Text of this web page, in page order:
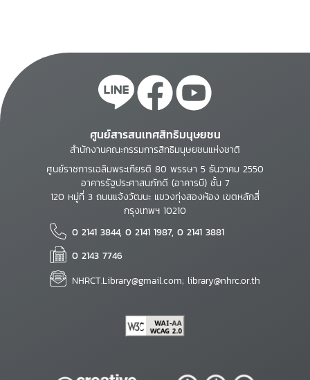
ศูนย์สารสนเทศสิทธิมนุษยชน
สำนักงานคณะกรรมการสิทธิมนุษยชนแห่งชาติ
ศูนย์ราชการเฉลิมพระเกียรติ 80 พรรษา 5 ธันวาคม 2550
อาคารรัฐประศาสนภักดี (อาคารบี) ชั้น 7
120 หมู่ที่ 3 ถนนแจ้งวัฒนะ แขวงทุ่งสองห้อง เขตหลักสี่
กรุงเทพฯ 10210
0 2141 3844, 0 2141 1987, 0 2141 3881
0 2143 7746
NHRCT.Library@gmail.com; library@nhrc.or.th